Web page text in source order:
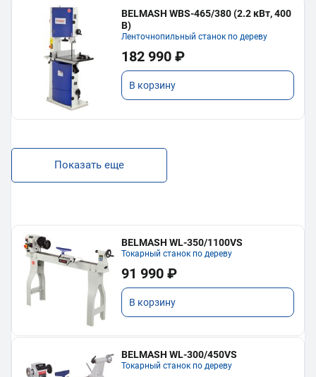
BELMASH WBS-465/380 (2.2 кВт, 400
В)
Ленточнопильный станок по дереву
182 990 ₽
В корзину
Показать еще
BELMASH WL-350/1100VS
Токарный станок по дереву
91 990 ₽
В корзину
BELMASH WL-300/450VS
Токарный станок по дереву